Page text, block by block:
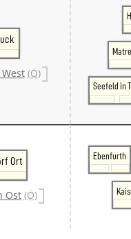
(Ö)
Seefeld in
Ort
Ost (Ö)
Ebenfurth